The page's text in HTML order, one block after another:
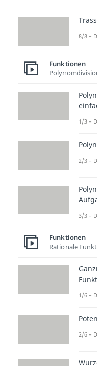
Mit
8/8 –
Funktionen
1/3 –
2/3 –
3/3 –
Funktionen
Rationale
1/6 –
2/6 –